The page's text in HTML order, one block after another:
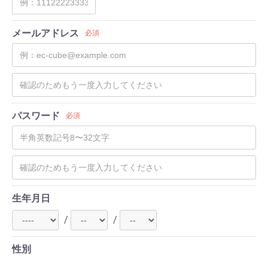
メールアドレス 必須
パスワード 必須
生年月日
/
/
性別